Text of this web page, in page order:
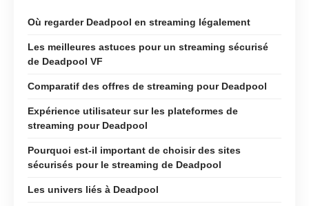
Où regarder Deadpool en streaming légalement
Les meilleures astuces pour un streaming sécurisé
de Deadpool VF
Comparatif des offres de streaming pour Deadpool
Expérience utilisateur sur les plateformes de
streaming pour Deadpool
Pourquoi est-il important de choisir des sites
sécurisés pour le streaming de Deadpool
Les univers liés à Deadpool